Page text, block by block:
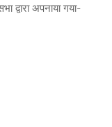
अपनाया गया-